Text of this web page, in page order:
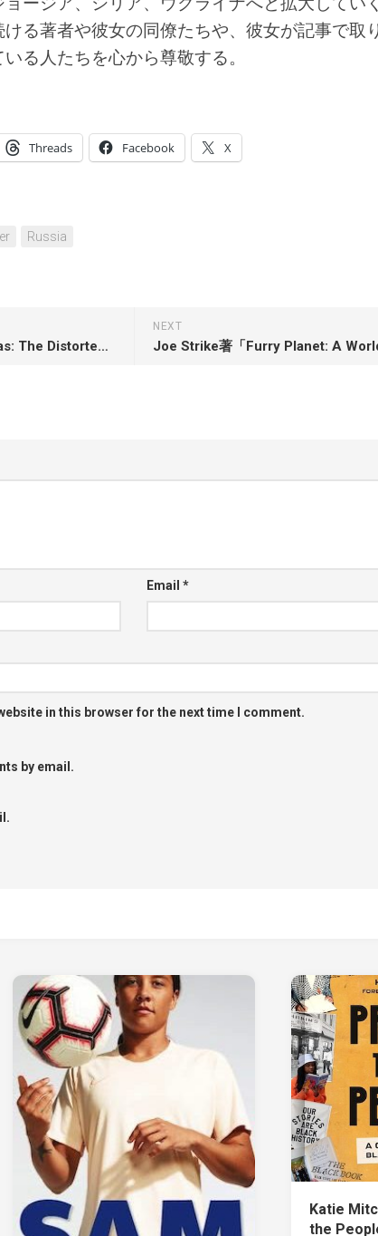
る著者や彼女の同僚たちや、彼女が記事で取
る人たちを心から尊敬する。
Threads Facebook X
Russia
NEXT
Marc Masters著「High Bias: The Distorted History of the Cassette Tape」
Email *
in this browser for the next time I comment.
by email.
Katie
the